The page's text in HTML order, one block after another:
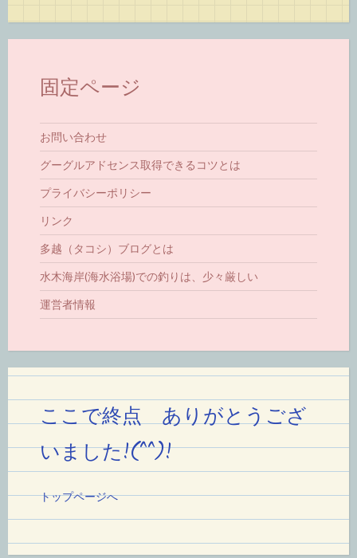
固定ページ
お問い合わせ
グーグルアドセンス取得できるコツとは
プライバシーポリシー
リンク
多越（タコシ）ブログとは
水木海岸(海水浴場)での釣りは、少々厳しい
運営者情報
ここで終点 ありがとうござ
いました!(^^)!
トップページへ